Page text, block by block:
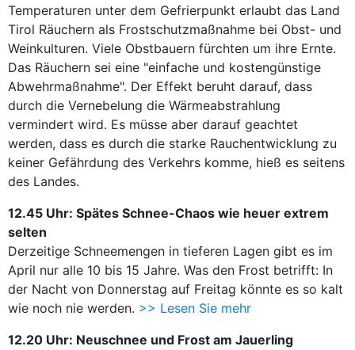
Temperaturen unter dem Gefrierpunkt erlaubt das Land
Tirol Räuchern als Frostschutzmaßnahme bei Obst- und
Weinkulturen. Viele Obstbauern fürchten um ihre Ernte.
Das Räuchern sei eine "einfache und kostengünstige
Abwehrmaßnahme". Der Effekt beruht darauf, dass
durch die Vernebelung die Wärmeabstrahlung
vermindert wird. Es müsse aber darauf geachtet
werden, dass es durch die starke Rauchentwicklung zu
keiner Gefährdung des Verkehrs komme, hieß es seitens
des Landes.
12.45 Uhr: Spätes Schnee-Chaos wie heuer extrem
selten
Derzeitige Schneemengen in tieferen Lagen gibt es im
April nur alle 10 bis 15 Jahre. Was den Frost betrifft: In
der Nacht von Donnerstag auf Freitag könnte es so kalt
wie noch nie werden. >> Lesen Sie mehr
12.20 Uhr: Neuschnee und Frost am Jauerling